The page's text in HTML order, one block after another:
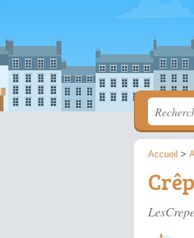
Accueil >